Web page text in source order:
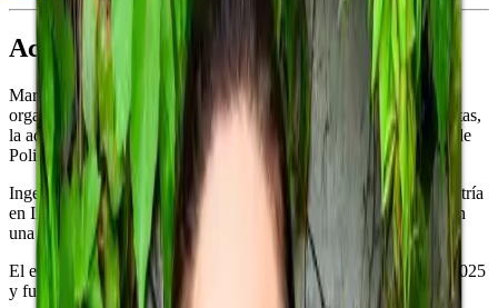
Acerca de Martha
Martha cofundó Polibit junto con Gabriela Mena, liderando la
organización de ingeniería que construye el portal de inversionistas,
la administración de fondos y la infraestructura de tokenización de
Polibit.
Ingeniera full-stack y especialista en Web3, cuenta con una maestría
en Ingeniería de Software y previamente cofundó una startup con
una salida exitosa y lideró equipos de ingeniería a gran escala.
El equipo de ingeniería de Polibit recibió un Polygon Grant en 2025
y fue ganador de Shark Tank Guatemala ese mismo año.